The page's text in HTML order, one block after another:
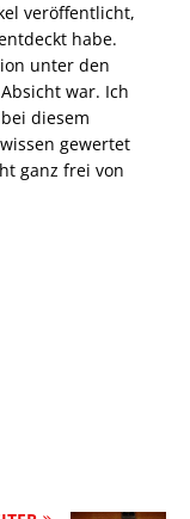
veröffentlicht,
habe.
unter den
war. Ich
diesem
gewertet
ganz frei von